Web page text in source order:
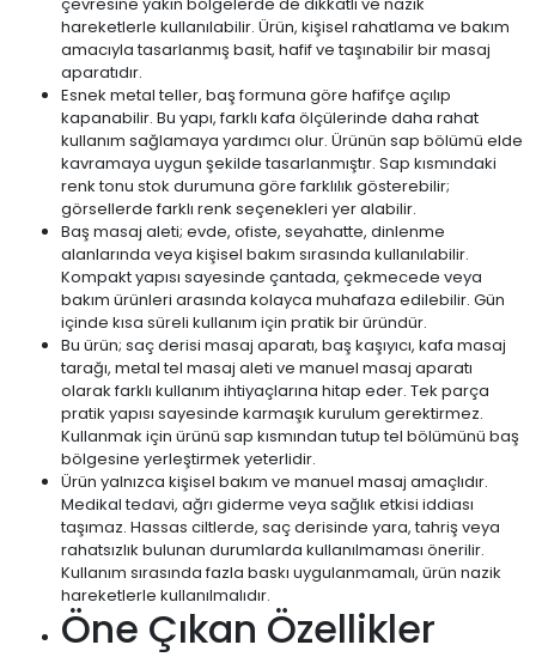
hareketlerle kullanılabilir. Ürün, kişisel rahatlama ve bakım
amacıyla tasarlanmış basit, hafif ve taşınabilir bir masaj
aparatıdır.
Esnek metal teller, baş formuna göre hafifçe açılıp
kapanabilir. Bu yapı, farklı kafa ölçülerinde daha rahat
kullanım sağlamaya yardımcı olur. Ürünün sap bölümü elde
kavramaya uygun şekilde tasarlanmıştır. Sap kısmındaki
renk tonu stok durumuna göre farklılık gösterebilir;
görsellerde farklı renk seçenekleri yer alabilir.
Baş masaj aleti; evde, ofiste, seyahatte, dinlenme
alanlarında veya kişisel bakım sırasında kullanılabilir.
Kompakt yapısı sayesinde çantada, çekmecede veya
bakım ürünleri arasında kolayca muhafaza edilebilir. Gün
içinde kısa süreli kullanım için pratik bir üründür.
Bu ürün; saç derisi masaj aparatı, baş kaşıyıcı, kafa masaj
tarağı, metal tel masaj aleti ve manuel masaj aparatı
olarak farklı kullanım ihtiyaçlarına hitap eder. Tek parça
pratik yapısı sayesinde karmaşık kurulum gerektirmez.
Kullanmak için ürünü sap kısmından tutup tel bölümünü baş
bölgesine yerleştirmek yeterlidir.
Ürün yalnızca kişisel bakım ve manuel masaj amaçlıdır.
Medikal tedavi, ağrı giderme veya sağlık etkisi iddiası
taşımaz. Hassas ciltlerde, saç derisinde yara, tahriş veya
rahatsızlık bulunan durumlarda kullanılmaması önerilir.
Kullanım sırasında fazla baskı uygulanmamalı, ürün nazik
hareketlerle kullanılmalıdır.
Öne Çıkan Özellikler